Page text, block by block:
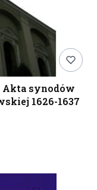
Akta synodów
1626-1637